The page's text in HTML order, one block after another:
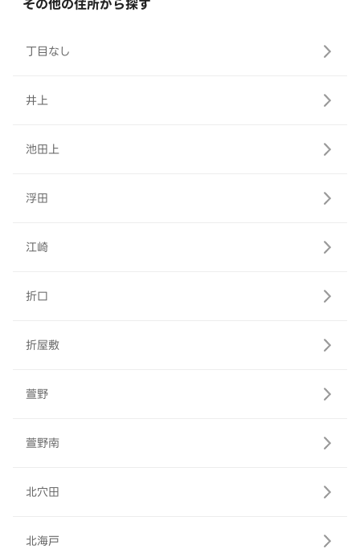
その他の住所から探す
丁目なし
井上
池田上
浮田
江崎
折口
折屋敷
萱野
萱野南
北穴田
北海戸